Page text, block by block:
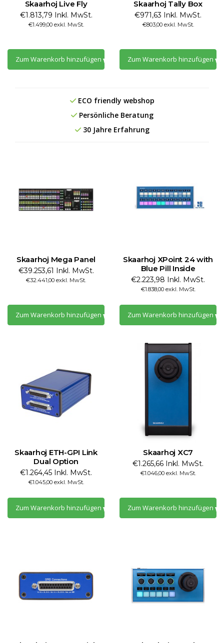
Skaarhoj Live Fly
€1.813,79 Inkl. MwSt.
€1.499,00 exkl. MwSt.
Zum Warenkorb hinzufügen
Skaarhoj Tally Box
€971,63 Inkl. MwSt.
€803,00 exkl. MwSt.
Zum Warenkorb hinzufügen
ECO friendly webshop
Persönliche Beratung
30 Jahre Erfahrung
Skaarhoj Mega Panel
€39.253,61 Inkl. MwSt.
€32.441,00 exkl. MwSt.
Zum Warenkorb hinzufügen
Skaarhoj XPoint 24 with
Blue Pill Inside
€2.223,98 Inkl. MwSt.
€1.838,00 exkl. MwSt.
Zum Warenkorb hinzufügen
Skaarhoj ETH-GPI Link
Dual Option
€1.264,45 Inkl. MwSt.
€1.045,00 exkl. MwSt.
Zum Warenkorb hinzufügen
Skaarhoj XC7
€1.265,66 Inkl. MwSt.
€1.046,00 exkl. MwSt.
Zum Warenkorb hinzufügen